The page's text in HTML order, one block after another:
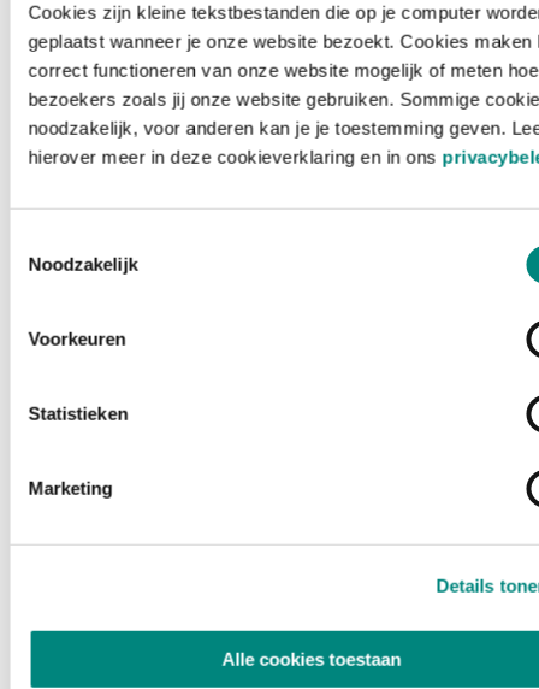
Cookies zijn kleine tekstbestanden die op je computer
geplaatst wanneer je onze website bezoekt. Cookies maken
correct functioneren van onze website mogelijk of meten hoe
bezoekers zoals jij onze website gebruiken. Sommige
noodzakelijk, voor anderen kan je je toestemming geven.
hierover meer in deze cookieverklaring en in ons
Noodzakelijk
Voorkeuren
Statistieken
Marketing
Details
Alle cookies toestaan